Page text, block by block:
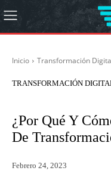
Inicio Transformación
TRANSFORMACIÓN
¿Por Qué Y
De
Febrero 24, 2023